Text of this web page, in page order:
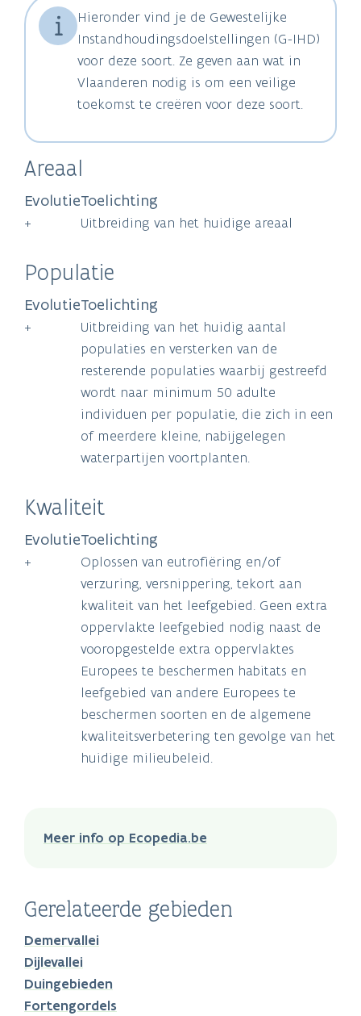
Hieronder vind je de Gewestelijke
Instandhoudingsdoelstellingen (G-IHD)
voor deze soort. Ze geven aan wat in
Vlaanderen nodig is om een veilige
toekomst te creëren voor deze soort.
Areaal
Evolutie
+
Toelichting
Uitbreiding van het huidige areaal
Populatie
Evolutie
+
Toelichting
Uitbreiding van het huidig aantal
populaties en versterken van de
resterende populaties waarbij gestreefd
wordt naar minimum 50 adulte
individuen per populatie, die zich in een
of meerdere kleine, nabijgelegen
waterpartijen voortplanten.
Kwaliteit
Evolutie
+
Toelichting
Oplossen van eutrofiëring en/of
verzuring, versnippering, tekort aan
kwaliteit van het leefgebied. Geen extra
oppervlakte leefgebied nodig naast de
vooropgestelde extra oppervlaktes
Europees te beschermen habitats en
leefgebied van andere Europees te
beschermen soorten en de algemene
kwaliteitsverbetering ten gevolge van het
huidige milieubeleid.
Meer info op Ecopedia.be
Gerelateerde gebieden
Demervallei
Dijlevallei
Duingebieden
Fortengordels